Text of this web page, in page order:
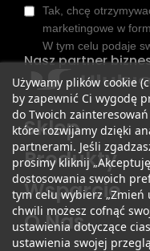
Sklep
Produkty
Wsparcie
O Nas
Używamy plików cookie
by zapewnić Ci wygodę
do Twoich
które rozwijamy dzięki
partnerami. Jeśli
prosimy kliknij
dostosowania swoich
tym celu wybierz „Zmień
chwili możesz cofnąć
ustawienia dotyczące
ustawienia swojej
Tak, chcę
marketingowe w
W tym celu podaje
Nasz partner